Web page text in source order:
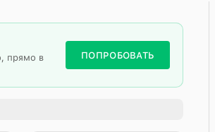
прямо в
ПОПРОБОВАТЬ